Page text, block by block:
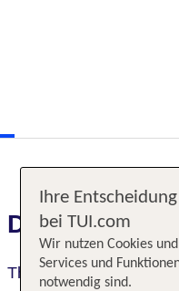
Das erwartet
The Sebel
Ihre
bei TUI.com
Wir nutzen Cookies
Services und
notwendig sind.